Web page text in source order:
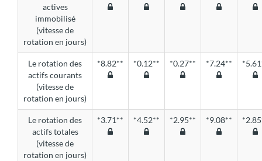
actives
immobilisé
(vitesse de
rotation en jours)
Le rotation des
actifs courants
(vitesse de
rotation en jours)
*8.82** *0.12** *0.27** *7.24**
Le rotation des
actifs totales
(vitesse de
rotation en jours)
*3.71** *4.52** *2.95** *9.08**